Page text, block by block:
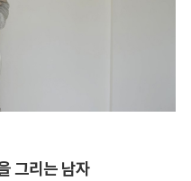
그리는 남자